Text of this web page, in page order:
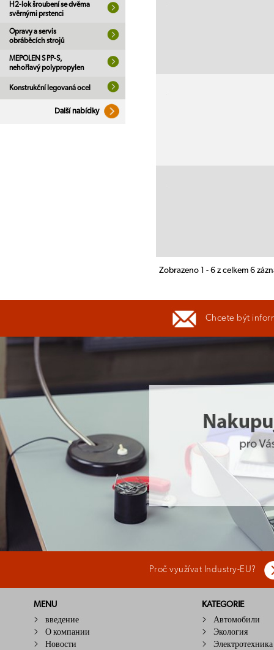
H2-lok šroubení se dvěma
svěrnými prstenci
Opravy a servis
obráběcích strojů
MEPOLEN S PP-S,
nehořlavý polypropylen
Konstrukční legovaná ocel
Další nabídky
Zobrazeno 1 - 6 z celkem 6
Chcete být
Proč využívat Industry-EU?
MENU
введение
О компании
Новости
KATEGORIE
Автомобили
Экология
Электротехника